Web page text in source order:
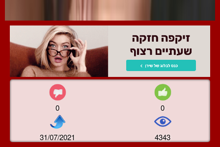
0 0
31/07/2021 4343